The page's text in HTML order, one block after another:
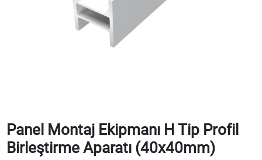
Panel Montaj Ekipmanı H Tip Profil
Birleştirme Aparatı (40x40mm)